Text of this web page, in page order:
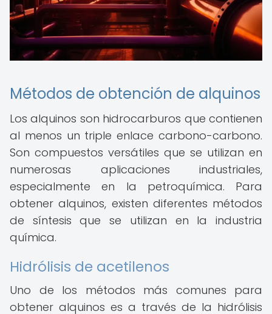
Métodos de obtención de alquinos
Los alquinos son hidrocarburos que contienen
al menos un triple enlace carbono-carbono.
Son compuestos versátiles que se utilizan en
numerosas aplicaciones industriales,
especialmente en la petroquímica. Para
obtener alquinos, existen diferentes métodos
de síntesis que se utilizan en la industria
química.
Hidrólisis de acetilenos
Uno de los métodos más comunes para
obtener alquinos es a través de la hidrólisis